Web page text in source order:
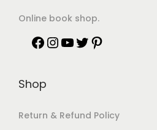
Online book shop.
Shop
Return & Refund Policy